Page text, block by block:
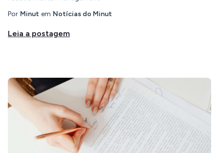
Por Minut em Notícias do Minut
Leia a postagem